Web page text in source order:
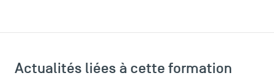
Actualités liées à cette formation